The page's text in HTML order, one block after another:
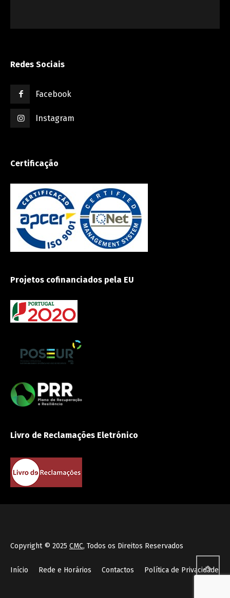
Redes Sociais
Facebook
Instagram
Certificação
Projetos cofinanciados pela EU
Livro de Reclamações Eletrónico
Copyright © 2025 CMC, Todos os Direitos Reservados
Início Rede e Horários Contactos Política de Privacidade